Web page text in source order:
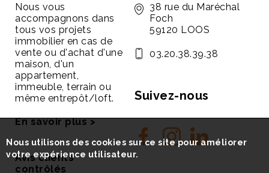
Nous vous
accompagnons dans
tous vos projets
immobilier en cas de
vente ou d'achat d'une
maison, d'un
appartement,
immeuble, terrain ou
même entrepôt/loft.
En savoir plus >
Avis clients
contrôlés
38 rue du Maréchal
Foch
59120 LOOS
03.20.38.39.38
Suivez-nous
Nous utilisons des cookies sur ce site pour améliorer
votre expérience utilisateur.